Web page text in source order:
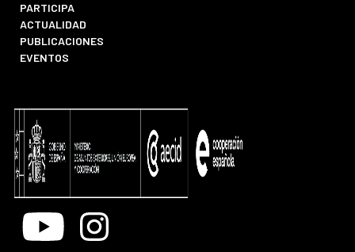
PARTICIPA
ACTUALIDAD
PUBLICACIONES
EVENTOS
Youtube Instagram